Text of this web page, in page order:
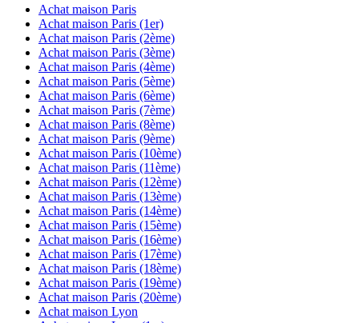
Achat maison Paris
Achat maison Paris (1er)
Achat maison Paris (2ème)
Achat maison Paris (3ème)
Achat maison Paris (4ème)
Achat maison Paris (5ème)
Achat maison Paris (6ème)
Achat maison Paris (7ème)
Achat maison Paris (8ème)
Achat maison Paris (9ème)
Achat maison Paris (10ème)
Achat maison Paris (11ème)
Achat maison Paris (12ème)
Achat maison Paris (13ème)
Achat maison Paris (14ème)
Achat maison Paris (15ème)
Achat maison Paris (16ème)
Achat maison Paris (17ème)
Achat maison Paris (18ème)
Achat maison Paris (19ème)
Achat maison Paris (20ème)
Achat maison Lyon